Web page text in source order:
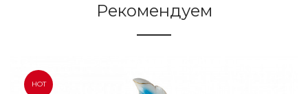
Рекомендуем
HOT